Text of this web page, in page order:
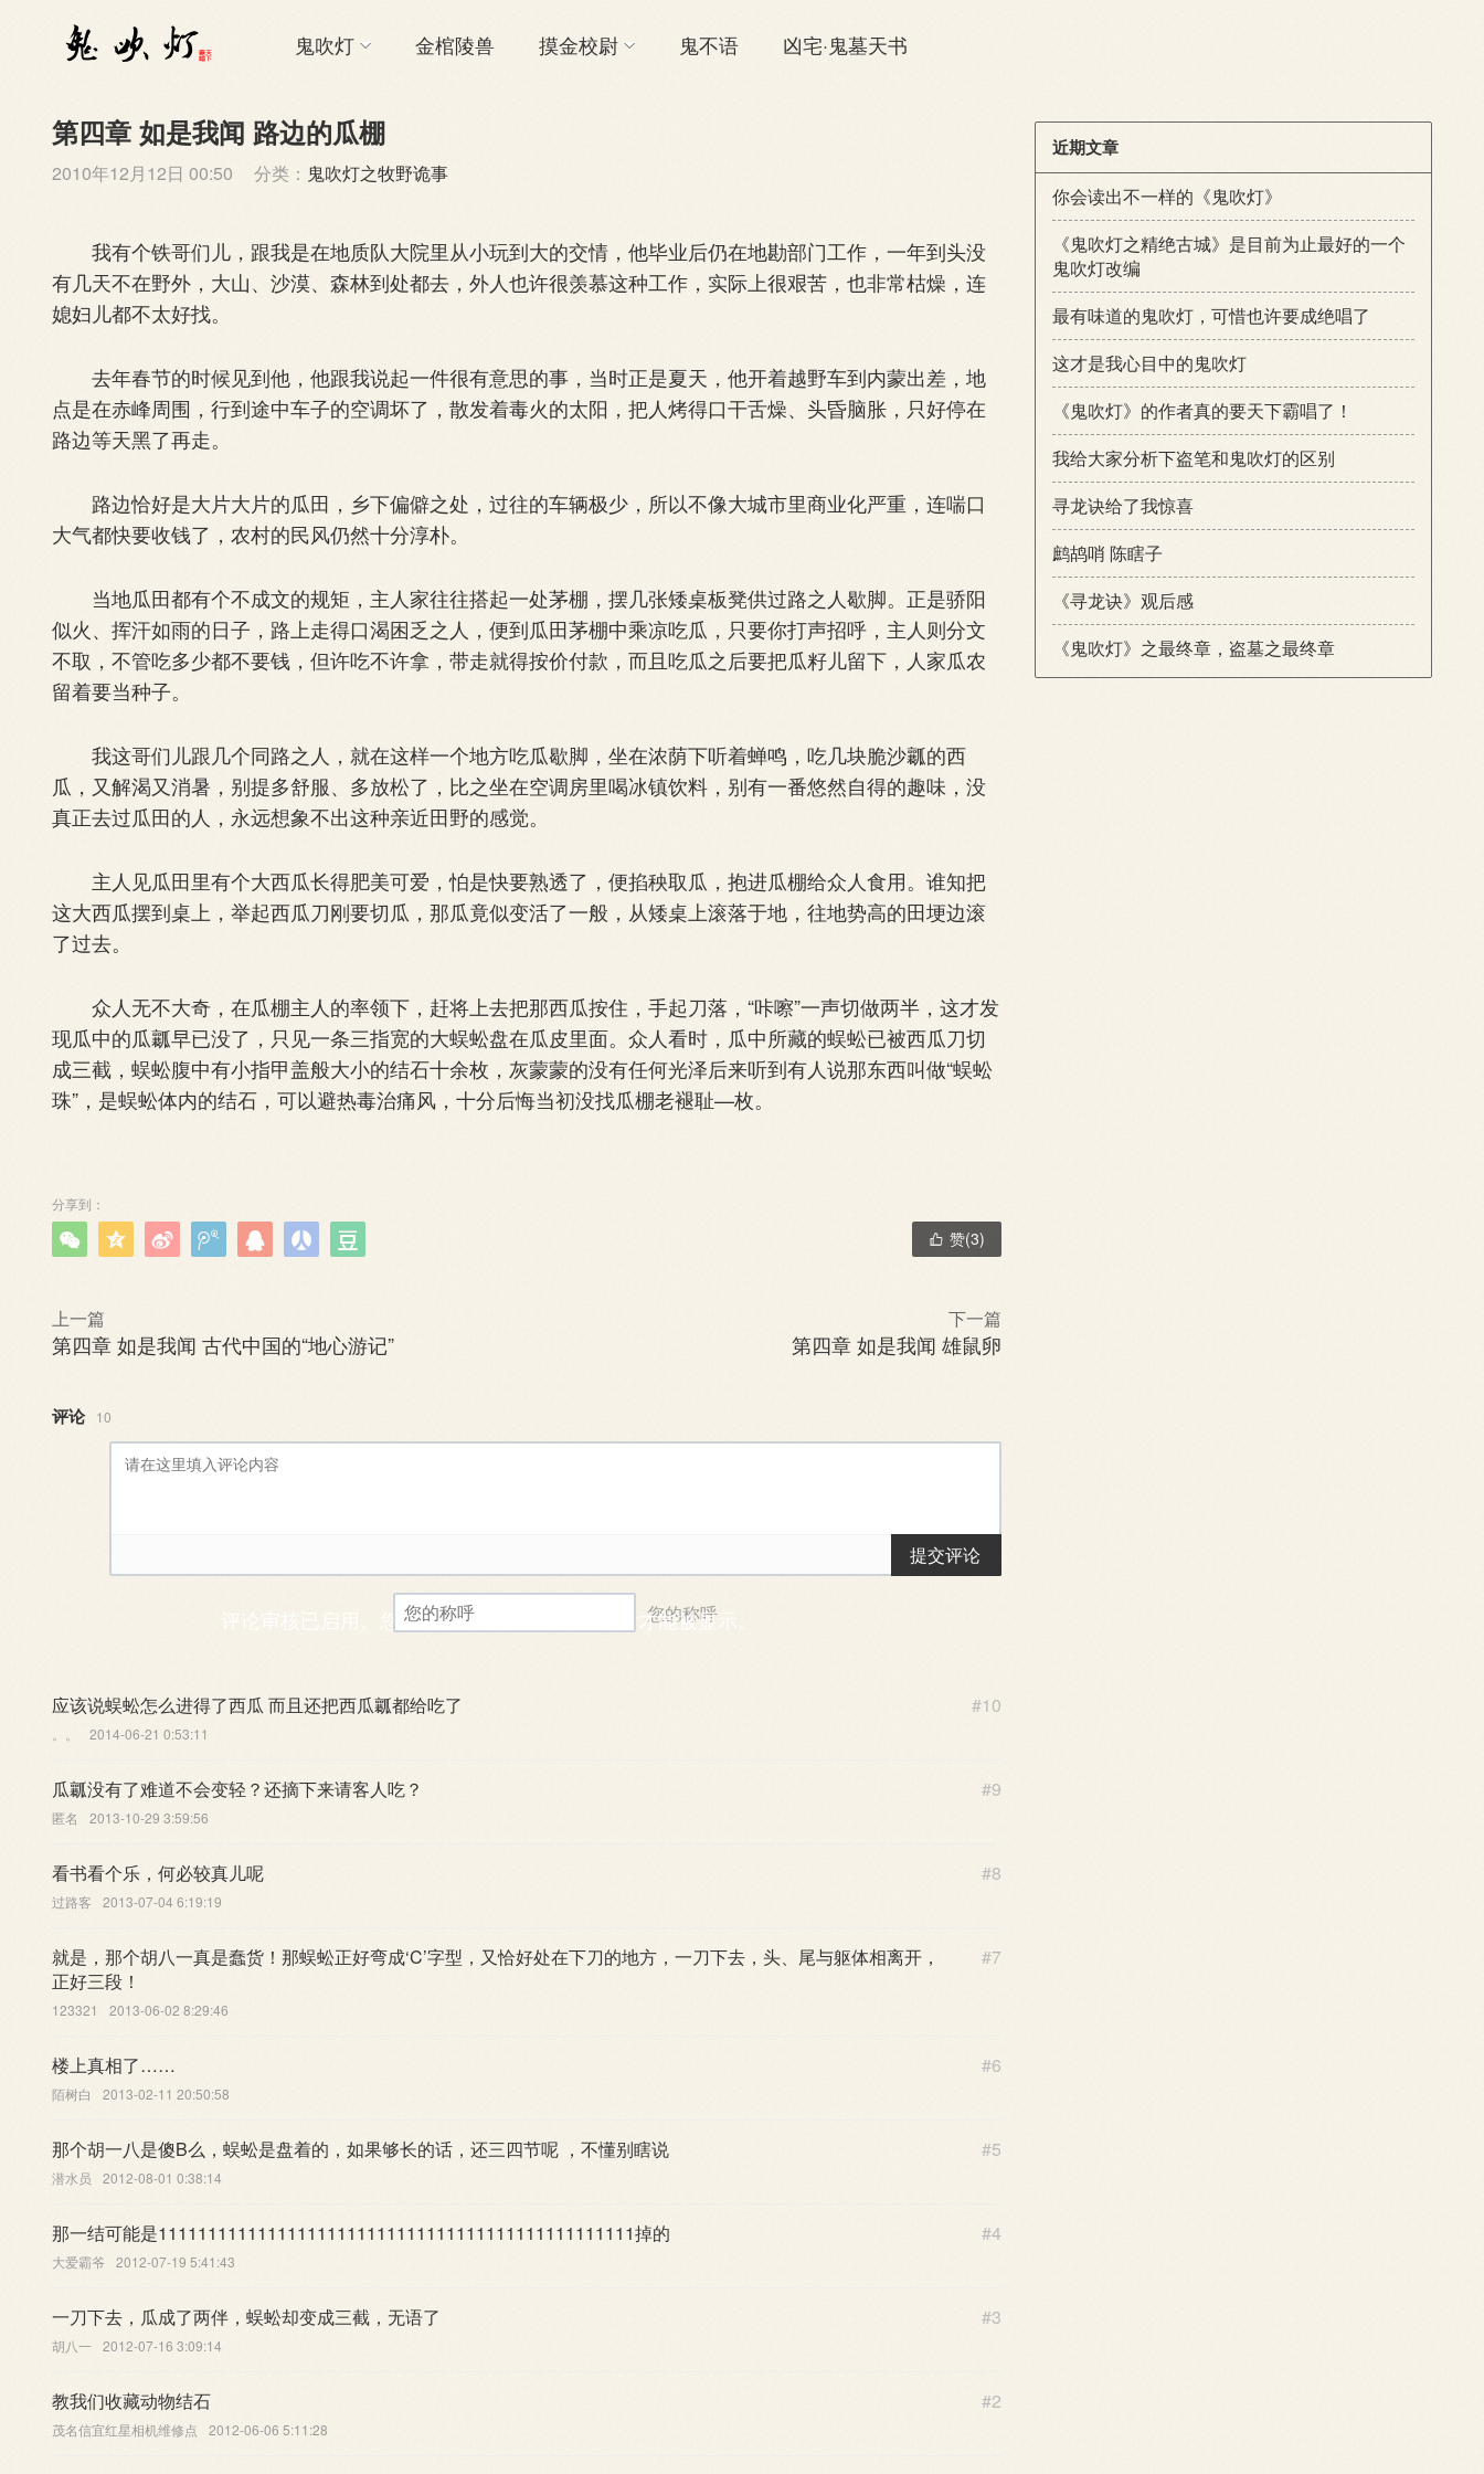
鬼吹灯 金棺陵兽 摸金校尉 鬼不语 凶宅·鬼墓天书
第四章 如是我闻 路边的瓜棚
2010年12月12日 00:50 分类： 鬼吹灯之牧野诡事
我有个铁哥们儿，跟我是在地质队大院里从小玩到大的交情，他毕业后仍在地勘部门工作，一年到头没
有几天不在野外，大山、沙漠、森林到处都去，外人也许很羡慕这种工作，实际上很艰苦，也非常枯燥，连
媳妇儿都不太好找。
去年春节的时候见到他，他跟我说起一件很有意思的事，当时正是夏天，他开着越野车到内蒙出差，地
点是在赤峰周围，行到途中车子的空调坏了，散发着毒火的太阳，把人烤得口干舌燥、头昏脑胀，只好停在
路边等天黑了再走。
路边恰好是大片大片的瓜田，乡下偏僻之处，过往的车辆极少，所以不像大城市里商业化严重，连喘口
大气都快要收钱了，农村的民风仍然十分淳朴。
当地瓜田都有个不成文的规矩，主人家往往搭起一处茅棚，摆几张矮桌板凳供过路之人歇脚。正是骄阳
似火、挥汗如雨的日子，路上走得口渴困乏之人，便到瓜田茅棚中乘凉吃瓜，只要你打声招呼，主人则分文
不取，不管吃多少都不要钱，但许吃不许拿，带走就得按价付款，而且吃瓜之后要把瓜籽儿留下，人家瓜农
留着要当种子。
我这哥们儿跟几个同路之人，就在这样一个地方吃瓜歇脚，坐在浓荫下听着蝉鸣，吃几块脆沙瓤的西
瓜，又解渴又消暑，别提多舒服、多放松了，比之坐在空调房里喝冰镇饮料，别有一番悠然自得的趣味，没
真正去过瓜田的人，永远想象不出这种亲近田野的感觉。
主人见瓜田里有个大西瓜长得肥美可爱，怕是快要熟透了，便掐秧取瓜，抱进瓜棚给众人食用。谁知把
这大西瓜摆到桌上，举起西瓜刀刚要切瓜，那瓜竟似变活了一般，从矮桌上滚落于地，往地势高的田埂边滚
了过去。
众人无不大奇，在瓜棚主人的率领下，赶将上去把那西瓜按住，手起刀落，“咔嚓”一声切做两半，这才发
现瓜中的瓜瓤早已没了，只见一条三指宽的大蜈蚣盘在瓜皮里面。众人看时，瓜中所藏的蜈蚣已被西瓜刀切
成三截，蜈蚣腹中有小指甲盖般大小的结石十余枚，灰蒙蒙的没有任何光泽后来听到有人说那东西叫做“蜈蚣
珠”，是蜈蚣体内的结石，可以避热毒治痛风，十分后悔当初没找瓜棚老褪耻—枚。
分享到：
        赞(3)
上一篇
第四章 如是我闻 古代中国的“地心游记”
下一篇
第四章 如是我闻 雄鼠卵
评论 10
评论审核已启用。您的评论可能需要一段时间后才能被显示。
提交评论
您的称呼
#10
应该说蜈蚣怎么进得了西瓜 而且还把西瓜瓤都给吃了
。。 2014-06-21 0:53:11
#9
瓜瓤没有了难道不会变轻？还摘下来请客人吃？
匿名 2013-10-29 3:59:56
#8
看书看个乐，何必较真儿呢
过路客 2013-07-04 6:19:19
#7
就是，那个胡八一真是蠢货！那蜈蚣正好弯成‘C’字型，又恰好处在下刀的地方，一刀下去，头、尾与躯体相离开，
正好三段！
123321 2013-06-02 8:29:46
#6
楼上真相了……
陌树白 2013-02-11 20:50:58
#5
那个胡一八是傻B么，蜈蚣是盘着的，如果够长的话，还三四节呢 ，不懂别瞎说
潜水员 2012-08-01 0:38:14
#4
那一结可能是111111111111111111111111111111111111111111111111掉的
大爱霸爷 2012-07-19 5:41:43
#3
一刀下去，瓜成了两伴，蜈蚣却变成三截，无语了
胡八一 2012-07-16 3:09:14
#2
教我们收藏动物结石
茂名信宜红星相机维修点 2012-06-06 5:11:28
近期文章
你会读出不一样的《鬼吹灯》
《鬼吹灯之精绝古城》是目前为止最好的一个
鬼吹灯改编
最有味道的鬼吹灯，可惜也许要成绝唱了
这才是我心目中的鬼吹灯
《鬼吹灯》的作者真的要天下霸唱了！
我给大家分析下盗笔和鬼吹灯的区别
寻龙诀给了我惊喜
鹧鸪哨 陈瞎子
《寻龙诀》观后感
《鬼吹灯》之最终章，盗墓之最终章